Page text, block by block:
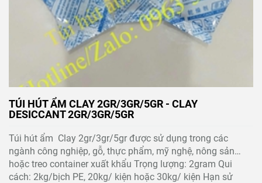
TÚI HÚT ẨM CLAY 2GR/3GR/5GR - CLAY
DESICCANT 2GR/3GR/5GR
Túi hút ẩm Clay 2gr/3gr/5gr được sử dụng trong các
ngành công nghiệp, gỗ, thực phẩm, mỹ nghệ, nông sản…
hoặc treo container xuất khẩu Trọng lượng: 2gram Qui
cách: 2kg/bịch PE, 20kg/ kiện hoặc 30kg/ kiện Hạn sử